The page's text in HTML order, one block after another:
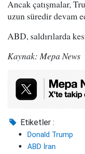
Ancak çatışmalar,
uzun süredir devam
ABD, saldırılarda
Kaynak: Mepa News
Etiketler :
Donald Trump
ABD İran